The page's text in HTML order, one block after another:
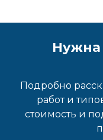
Нужна
Подробно
работ и
стоимость и